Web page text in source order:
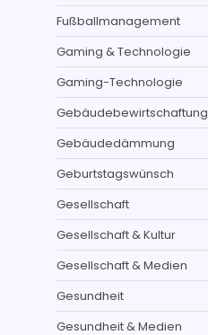
Fußballmanagement
Gaming & Technologie
Gaming-Technologie
Gebäudebewirtschaftung
Gebäudedämmung
Geburtstagswünsch
Gesellschaft
Gesellschaft & Kultur
Gesellschaft & Medien
Gesundheit
Gesundheit & Medien